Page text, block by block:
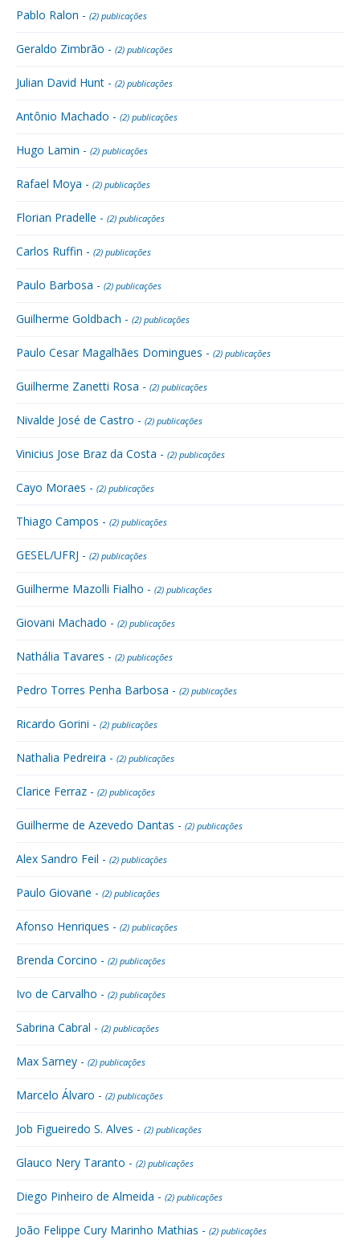
Pablo Ralon - (2) publicações
Geraldo Zimbrão - (2) publicações
Julian David Hunt - (2) publicações
Antônio Machado - (2) publicações
Hugo Lamin - (2) publicações
Rafael Moya - (2) publicações
Florian Pradelle - (2) publicações
Carlos Ruffin - (2) publicações
Paulo Barbosa - (2) publicações
Guilherme Goldbach - (2) publicações
Paulo Cesar Magalhães Domingues - (2) publicações
Guilherme Zanetti Rosa - (2) publicações
Nivalde José de Castro - (2) publicações
Vinicius Jose Braz da Costa - (2) publicações
Cayo Moraes - (2) publicações
Thiago Campos - (2) publicações
GESEL/UFRJ - (2) publicações
Guilherme Mazolli Fialho - (2) publicações
Giovani Machado - (2) publicações
Nathália Tavares - (2) publicações
Pedro Torres Penha Barbosa - (2) publicações
Ricardo Gorini - (2) publicações
Nathalia Pedreira - (2) publicações
Clarice Ferraz - (2) publicações
Guilherme de Azevedo Dantas - (2) publicações
Alex Sandro Feil - (2) publicações
Paulo Giovane - (2) publicações
Afonso Henriques - (2) publicações
Brenda Corcino - (2) publicações
Ivo de Carvalho - (2) publicações
Sabrina Cabral - (2) publicações
Max Sarney - (2) publicações
Marcelo Álvaro - (2) publicações
Job Figueiredo S. Alves - (2) publicações
Glauco Nery Taranto - (2) publicações
Diego Pinheiro de Almeida - (2) publicações
João Felippe Cury Marinho Mathias - (2) publicações